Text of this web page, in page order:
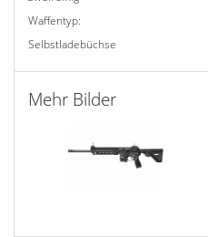
Waffentyp:
Selbstladebüchse
Mehr Bilder